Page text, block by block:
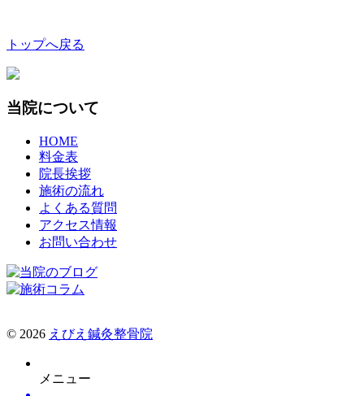
トップへ戻る
当院について
HOME
料金表
院長挨拶
施術の流れ
よくある質問
アクセス情報
お問い合わせ
© 2026 えびえ鍼灸整骨院
メニュー